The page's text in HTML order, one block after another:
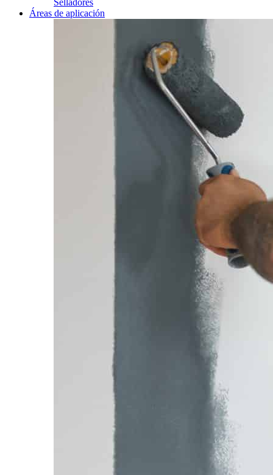
Selladores
Áreas de aplicación